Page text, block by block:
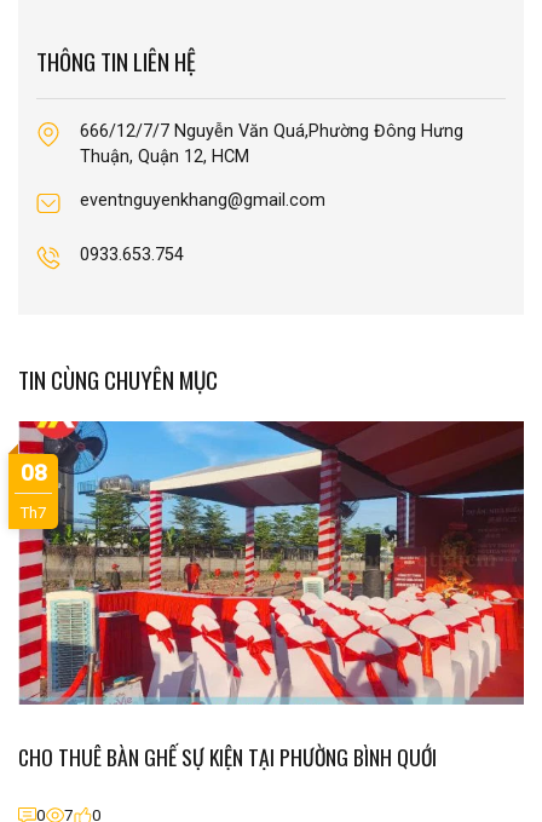
THÔNG TIN LIÊN HỆ
666/12/7/7 Nguyễn Văn Quá,Phường Đông Hưng
Thuận, Quận 12, HCM
eventnguyenkhang@gmail.com
0933.653.754
TIN CÙNG CHUYÊN MỤC
CHO THUÊ BÀN GHẾ SỰ KIỆN TẠI PHƯỜNG BÌNH QUỚI
0 7 0
08
Th7